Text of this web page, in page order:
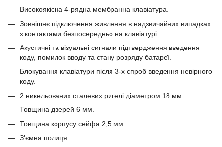
Високоякісна 4-рядна мембранна клавіатура.
Зовнішнє підключення живлення в надзвичайних випадках
з контактами безпосередньо на клавіатурі.
Акустичні та візуальні сигнали підтвердження введення
коду, помилок вводу та стану розряду батареї.
Блокування клавіатури після 3-х спроб введення невірного
коду.
2 никельованих сталевих ригелі діаметром 18 мм.
Товщина дверей 6 мм.
Товщина корпусу сейфа 2,5 мм.
З'ємна полиця.